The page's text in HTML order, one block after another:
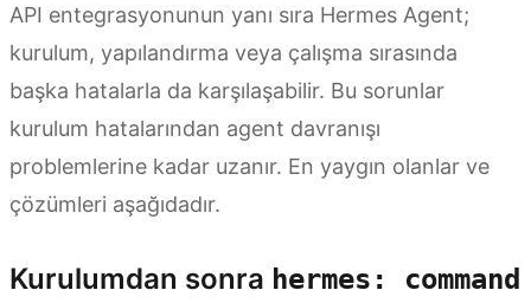
API entegrasyonunun yanı sıra Hermes Agent;
kurulum, yapılandırma veya çalışma sırasında
başka hatalarla da karşılaşabilir. Bu sorunlar
kurulum hatalarından agent davranışı
problemlerine kadar uzanır. En yaygın olanlar ve
çözümleri aşağıdadır.
Kurulumdan sonra hermes: command